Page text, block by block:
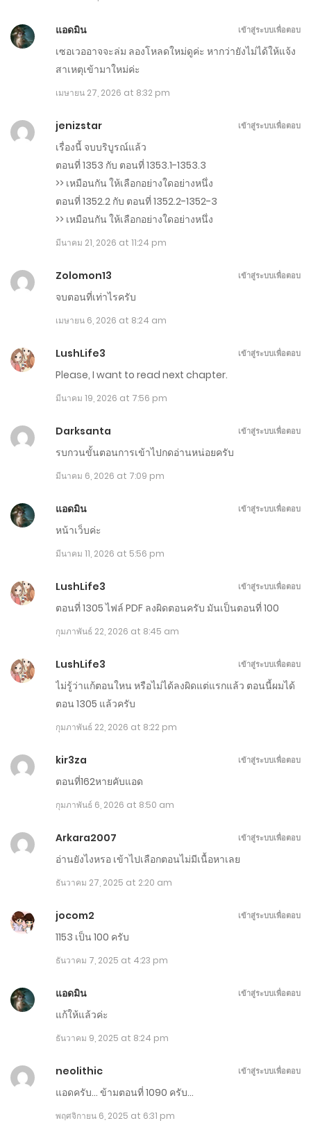
มีนาคม 9, 2026
ตอนที่ 1335-1336
มีนาคม 7, 2026
ตอนที่ 1331-1332
ตอนที่ 1327-1328
มีนาคม 3, 2026
ตอนที่ 1323-1324
มีนาคม 2, 2026
ตอนที่ 1321-1322
มีนาคม 1, 2026
ตอนที่ 1311-1320
กุมภาพันธ์ 24, 2026
กุมภาพันธ์ 19, 2026
ตอนที่ 1291-1300
ตอนที่ 1281-1290
กุมภาพันธ์ 9, 2026
กุมภาพันธ์ 4, 2026
ตอนที่ 1251-1260
มกราคม 25, 2026
ตอนที่ 1241-1250
มกราคม 20, 2026
ตอนที่ 1231-1240
มกราคม 15, 2026
ตอนที่ 1211-1220
แอดมิน
เซอเวออาจจะล่ม ลองโหลดใหม่ดูค่ะ หากว่ายังไม่ได้ให้แจ้ง
สาเหตุเข้ามาใหม่ค่ะ
เมษายน 27, 2026 at 8:32 pm
เข้าสู่ระบบเพื่อตอบ
jenizstar
เรื่องนี้ จบบริบูรณ์แล้ว
ตอนที่ 1353 กับ ตอนที่ 1353.1-1353.3
>> เหมือนกัน ให้เลือกอย่างใดอย่างหนึ่ง
ตอนที่ 1352.2 กับ ตอนที่ 1352.2-1352-3
>> เหมือนกัน ให้เลือกอย่างใดอย่างหนึ่ง
มีนาคม 21, 2026 at 11:24 pm
เข้าสู่ระบบเพื่อตอบ
Zolomon13
จบตอนที่เท่าไรครับ
เมษายน 6, 2026 at 8:24 am
เข้าสู่ระบบเพื่อตอบ
LushLife3
Please, I want to read next chapter.
มีนาคม 19, 2026 at 7:56 pm
เข้าสู่ระบบเพื่อตอบ
Darksanta
รบกวนขั้นตอนการเข้าไปกดอ่านหน่อยครับ
มีนาคม 6, 2026 at 7:09 pm
เข้าสู่ระบบเพื่อตอบ
แอดมิน
หน้าเว็บค่ะ
มีนาคม 11, 2026 at 5:56 pm
เข้าสู่ระบบเพื่อตอบ
LushLife3
ตอนที่ 1305 ไฟล์ PDF ลงผิดตอนครับ มันเป็นตอนที่ 100
กุมภาพันธ์ 22, 2026 at 8:45 am
เข้าสู่ระบบเพื่อตอบ
LushLife3
ไม่รู้ว่าแก้ตอนใหน หรือไม่ได้ลงผิดแต่แรกแล้ว ตอนนี้ผมได้
ตอน 1305 แล้วครับ
กุมภาพันธ์ 22, 2026 at 8:22 pm
เข้าสู่ระบบเพื่อตอบ
kir3za
ตอนที่162หายคับแอด
กุมภาพันธ์ 6, 2026 at 8:50 am
เข้าสู่ระบบเพื่อตอบ
Arkara2007
อ่านยังไงหรอ เข้าไปเลือกตอนไม่มีเนื้อหาเลย
ธันวาคม 27, 2025 at 2:20 am
เข้าสู่ระบบเพื่อตอบ
jocom2
1153 เป็น 100 ครับ
ธันวาคม 7, 2025 at 4:23 pm
เข้าสู่ระบบเพื่อตอบ
แอดมิน
แก้ให้แล้วค่ะ
ธันวาคม 9, 2025 at 8:24 pm
เข้าสู่ระบบเพื่อตอบ
neolithic
แอดครับ… ข้ามตอนที่ 1090 ครับ…
พฤศจิกายน 6, 2025 at 6:31 pm
เข้าสู่ระบบเพื่อตอบ